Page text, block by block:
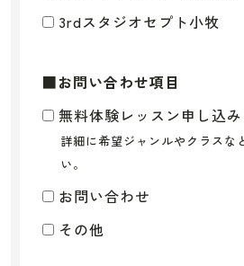
3rdスタジオセプト小牧
■お問い合わせ項目
無料体験レッスン申し込み
お問い合わせ
その他